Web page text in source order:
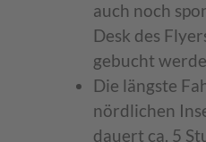
auch noch
Desk des
gebucht
Die längste
nördlichen
dauert ca. 5